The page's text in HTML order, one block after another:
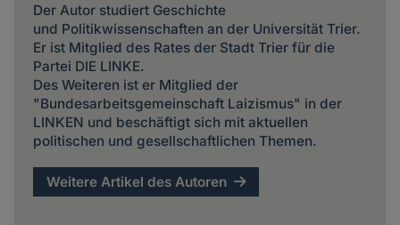
Der Autor studiert Geschichte
und Politikwissenschaften an der Universität Trier.
Er ist Mitglied des Rates der Stadt Trier für die
Partei DIE LINKE.
Des Weiteren ist er Mitglied der
"Bundesarbeitsgemeinschaft Laizismus" in der
LINKEN und beschäftigt sich mit aktuellen
politischen und gesellschaftlichen Themen.
Weitere Artikel des Autoren